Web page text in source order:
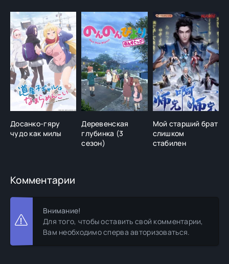
Досанко-гяру
чудо как милы
Деревенская
глубинка (3
сезон)
Мой старший брат
слишком
стабилен
Комментарии
Внимание!
Для того, чтобы оставить свой комментарии,
Вам необходимо сперва авторизоваться.